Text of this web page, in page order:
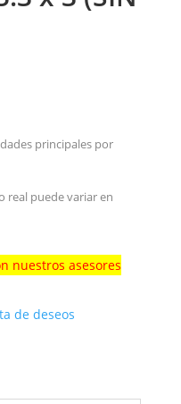
principales por
real puede variar en
nuestros asesores
de deseos